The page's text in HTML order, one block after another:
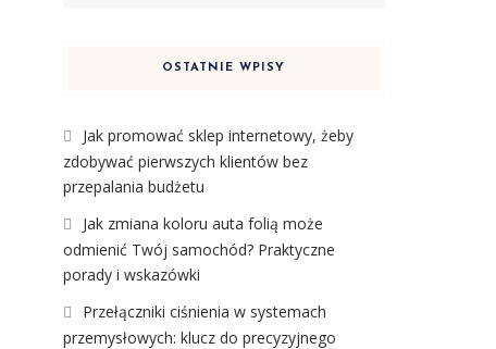
OSTATNIE WPISY
Jak promować sklep internetowy, żeby
zdobywać pierwszych klientów bez
przepalania budżetu
Jak zmiana koloru auta folią może
odmienić Twój samochód? Praktyczne
porady i wskazówki
Przełączniki ciśnienia w systemach
przemysłowych: klucz do precyzyjnego